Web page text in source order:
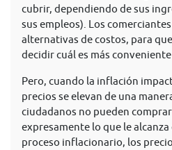
cubrir, dependiendo de sus
sus empleos). Los
alternativas de costos, para
decidir cuál es más conveniente
Pero, cuando la inflación
precios se elevan de una
ciudadanos no pueden
expresamente lo que le alcanza
proceso inflacionario, los